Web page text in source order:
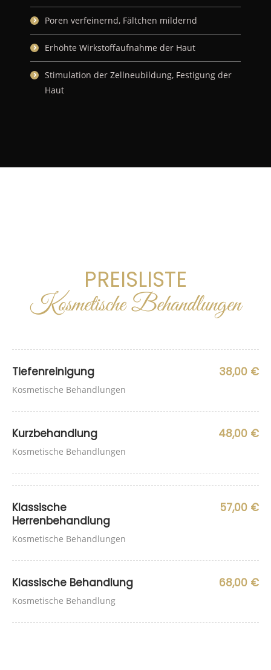
Poren verfeinernd, Fältchen mildernd
Erhöhte Wirkstoffaufnahme der Haut
Stimulation der Zellneubildung, Festigung der
Haut
PREISLISTE
Kosmetische Behandlungen
Tiefenreinigung
Kosmetische Behandlungen
38,00 €
Kurzbehandlung
Kosmetische Behandlungen
48,00 €
Klassische
Herrenbehandlung
Kosmetische Behandlungen
57,00 €
Klassische Behandlung
Kosmetische Behandlung
68,00 €